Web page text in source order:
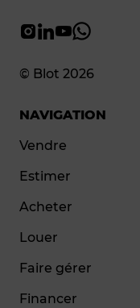
© Blot 2026
NAVIGATION
Vendre
Estimer
Acheter
Louer
Faire gérer
Financer